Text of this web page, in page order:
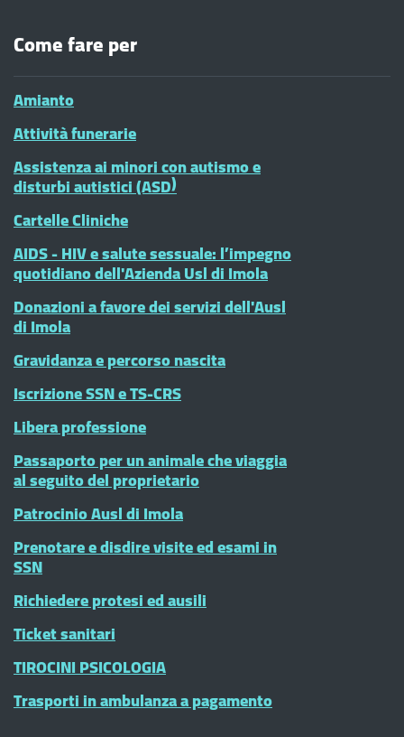
Come fare per
Amianto
Attività funerarie
Assistenza ai minori con autismo e
disturbi autistici (ASD)
Cartelle Cliniche
AIDS - HIV e salute sessuale: l’impegno
quotidiano dell'Azienda Usl di Imola
Donazioni a favore dei servizi dell'Ausl
di Imola
Gravidanza e percorso nascita
Iscrizione SSN e TS-CRS
Libera professione
Passaporto per un animale che viaggia
al seguito del proprietario
Patrocinio Ausl di Imola
Prenotare e disdire visite ed esami in
SSN
Richiedere protesi ed ausili
Ticket sanitari
TIROCINI PSICOLOGIA
Trasporti in ambulanza a pagamento